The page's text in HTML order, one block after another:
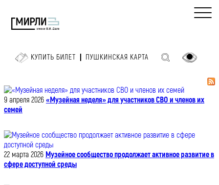
КУПИТЬ БИЛЕТ ПУШКИНСКАЯ КАРТА
9 апреля 2026 «Музейная неделя» для участников СВО и членов их
семей
22 марта 2026 Музейное сообщество продолжает активное развитие в
сфере доступной среды